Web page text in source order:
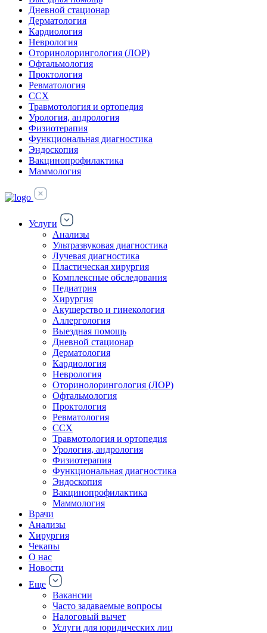
Дневной стационар
Дерматология
Кардиология
Неврология
Оторинолорингология (ЛОР)
Офтальмология
Проктология
Ревматология
ССХ
Травмотология и ортопедия
Урология, андрология
Физиотерапия
Функциональная диагностика
Эндоскопия
Вакцинопрофилактика
Маммология
Услуги
Анализы
Ультразвуковая диагностика
Лучевая диагностика
Пластическая хирургия
Комплексные обследования
Педиатрия
Хирургия
Акушерство и гинекология
Аллергология
Выездная помощь
Дневной стационар
Дерматология
Кардиология
Неврология
Оторинолорингология (ЛОР)
Офтальмология
Проктология
Ревматология
ССХ
Травмотология и ортопедия
Урология, андрология
Физиотерапия
Функциональная диагностика
Эндоскопия
Вакцинопрофилактика
Маммология
Врачи
Анализы
Хирургия
Чекапы
О нас
Новости
Еще
Вакансии
Часто задаваемые вопросы
Налоговый вычет
Услуги для юридических лиц